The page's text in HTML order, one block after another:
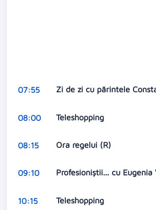
07:55 Zi de zi cu părintele
08:00 Teleshopping
08:15 Ora regelui (R)
09:10 Profesioniştii... cu Eugenia
10:15 Teleshopping